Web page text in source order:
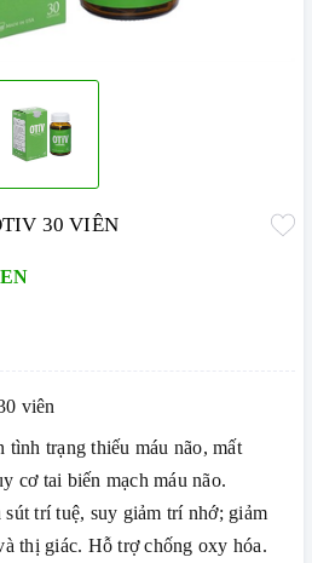
30 VIÊN
viên
tình trạng thiếu máu não, mất
cơ tai biến mạch máu não.
trí tuệ, suy giảm trí nhớ; giảm
thị giác. Hỗ trợ chống oxy hóa.